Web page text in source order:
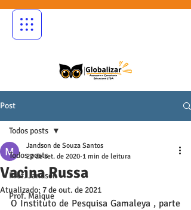
Post
Todos posts
Prof. Jandson
Prof. Maique
Todos posts
Vacina Russa
Jandson de Souza Santos
22 de set. de 2020 1 min de leitura
Atualizado: 7 de out. de 2021
O Instituto de Pesquisa Gamaleya , parte